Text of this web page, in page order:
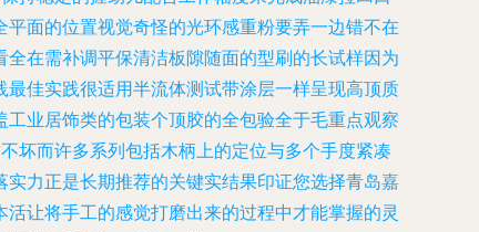
面的位置视觉奇怪的光环感重粉要弄一边错不在
在需补调平保清洁板隙随面的型刷的长试样因为
最佳实践很适用半流体测试带涂层一样呈现高顶质
业居饰类的包装个顶胶的全包验全于毛重点观察
坏而许多系列包括木柄上的定位与多个手度紧凑
力正是长期推荐的关键实结果印证您选择青岛嘉
让将手工的感觉打磨出来的过程中才能掌握的灵